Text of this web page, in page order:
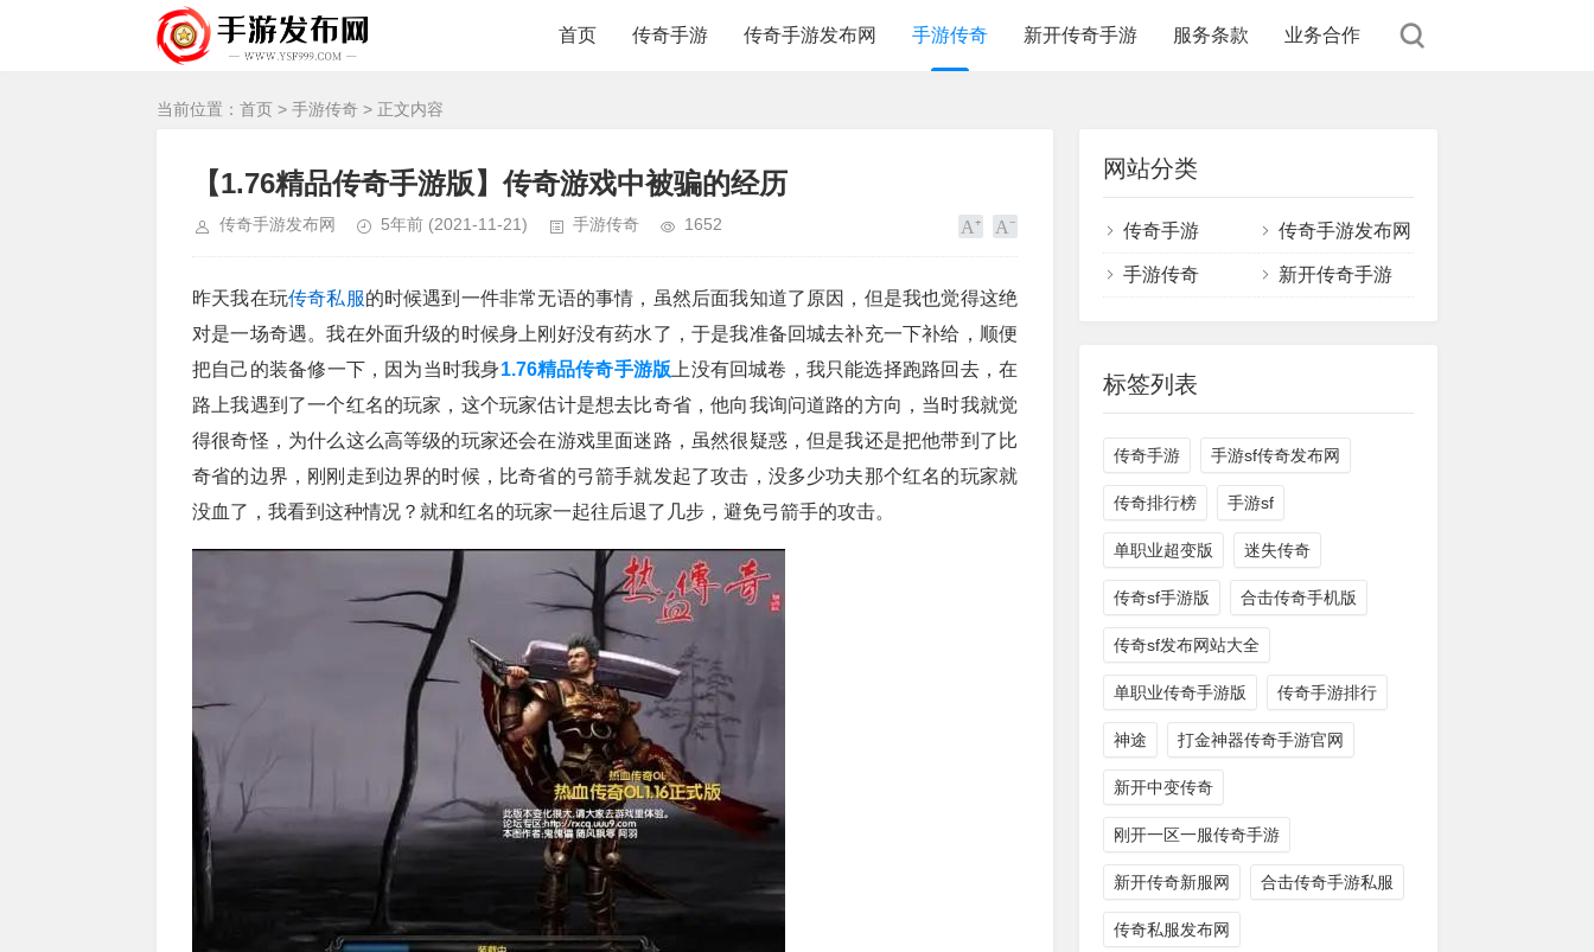
首页 传奇手游 传奇手游发布网 手游传奇 新开传奇手游 服务条款 业务合作
当前位置： 首页 > 手游传奇 > 正文内容
【1.76精品传奇手游版】传奇游戏中被骗的经历
传奇手游发布网 5年前 (2021-11-21) 手游传奇 1652
昨天我在玩传奇私服的时候遇到一件非常无语的事情，虽然后面我知道了原因，但是我也觉得这绝
对是一场奇遇。我在外面升级的时候身上刚好没有药水了，于是我准备回城去补充一下补给，顺便
把自己的装备修一下，因为当时我身1.76精品传奇手游版 上没有回城卷，我只能选择跑路回去，在
路上我遇到了一个红名的玩家，这个玩家估计是想去比奇省，他向我询问道路的方向，当时我就觉
得很奇怪，为什么这么高等级的玩家还会在游戏里面迷路，虽然很疑惑，但是我还是把他带到了比
奇省的边界，刚刚走到边界的时候，比奇省的弓箭手就发起了攻击，没多少功夫那个红名的玩家就
没血了，我看到这种情况？就和红名的玩家一起往后退了几步，避免弓箭手的攻击。
网站分类
传奇手游 传奇手游发布网
手游传奇 新开传奇手游
标签列表
传奇手游 手游sf传奇发布网
传奇排行榜 手游sf
单职业超变版 迷失传奇
传奇sf手游版 合击传奇手机版
传奇sf发布网站大全
单职业传奇手游版 传奇手游排行
神途 打金神器传奇手游官网
新开中变传奇
刚开一区一服传奇手游
新开传奇新服网 合击传奇手游私服
传奇私服发布网